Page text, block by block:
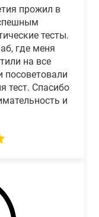
прожил в
тесты.
где меня
на все
посоветовали
тест. Спасибо
и